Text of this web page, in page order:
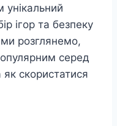
ігор та безпеку
ми розглянемо,
серед
як скористатися